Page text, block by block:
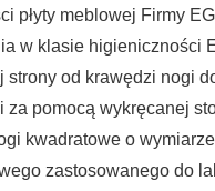
płyty meblowej Firmy
w klasie higieniczności
strony od krawędzi nogi
pomocą wykręcanej
kwadratowe o
zastosowanego do